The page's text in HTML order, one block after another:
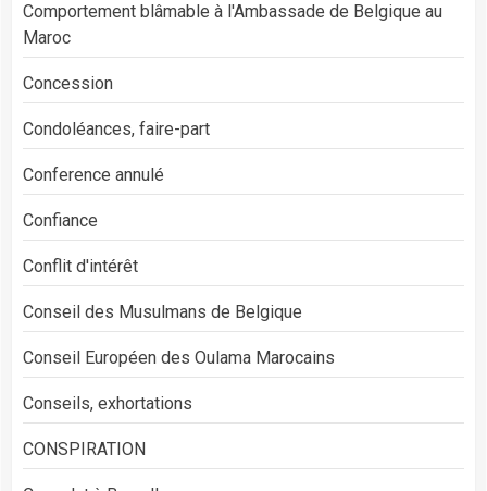
Comportement blâmable à l'Ambassade de Belgique au
Maroc
Concession
Condoléances, faire-part
Conference annulé
Confiance
Conflit d'intérêt
Conseil des Musulmans de Belgique
Conseil Européen des Oulama Marocains
Conseils, exhortations
CONSPIRATION